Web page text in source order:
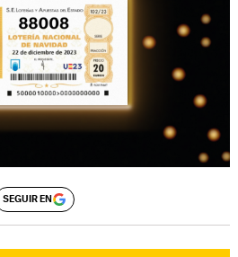
SEGUIR EN